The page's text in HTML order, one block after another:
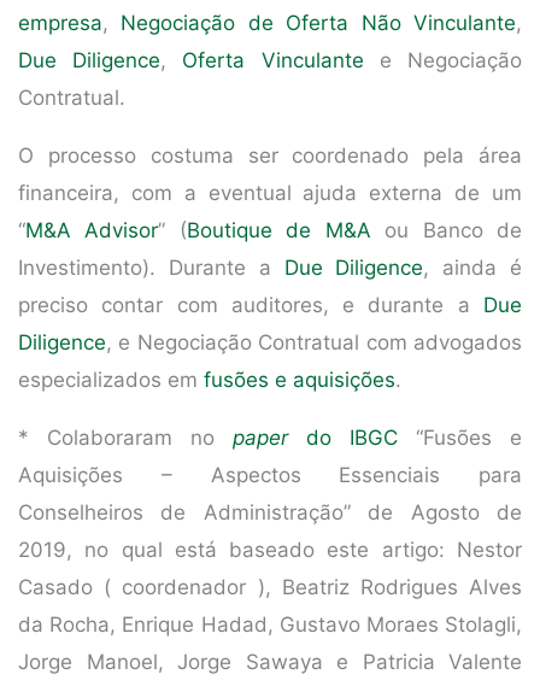
empresa, Negociação de Oferta Não Vinculante,
Due Diligence, Oferta Vinculante e Negociação
Contratual.
O processo costuma ser coordenado pela área
financeira, com a eventual ajuda externa de um
“M&A Advisor” (Boutique de M&A ou Banco de
Investimento). Durante a Due Diligence, ainda é
preciso contar com auditores, e durante a Due
Diligence, e Negociação Contratual com advogados
especializados em fusões e aquisições.
* Colaboraram no paperdo IBGC “Fusões e
Aquisições – Aspectos Essenciais para
Conselheiros de Administração” de Agosto de
2019, no qual está baseado este artigo: Nestor
Casado ( coordenador ), Beatriz Rodrigues Alves
da Rocha, Enrique Hadad, Gustavo Moraes Stolagli,
Jorge Manoel, Jorge Sawaya e Patricia Valente